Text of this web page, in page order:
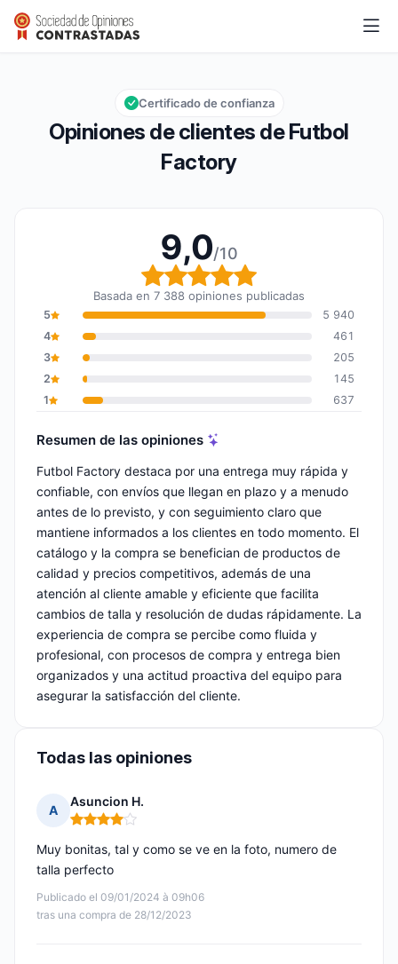
Futbol Factory
Calificación global: 9,0 de 10
9,0/10
Opiniones de clientes de Futbol
Factory
Certificado de confianza
9,0/10
Calificación global: 9,0
Basada en 7 388 opiniones publicadas
5
5 940
4
461
3
205
2
145
1
637
Resumen de las opiniones
Futbol Factory destaca por una entrega muy rápida y
confiable, con envíos que llegan en plazo y a menudo
antes de lo previsto, y con seguimiento claro que
mantiene informados a los clientes en todo momento. El
catálogo y la compra se benefician de productos de
calidad y precios competitivos, además de una
atención al cliente amable y eficiente que facilita
cambios de talla y resolución de dudas rápidamente. La
experiencia de compra se percibe como fluida y
profesional, con procesos de compra y entrega bien
organizados y una actitud proactiva del equipo para
asegurar la satisfacción del cliente.
Todas las opiniones
A
Asuncion H.
Nota: 4 de 5
Publicado el 09/01/2024 à 09h06
tras una compra de 28/12/2023
Muy bonitas, tal y como se ve en la foto, numero de
talla perfecto